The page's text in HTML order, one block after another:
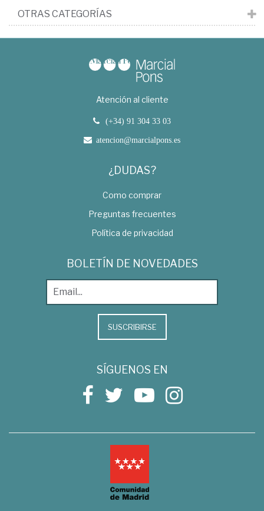
OTRAS CATEGORÍAS
Atención al cliente
(+34) 91 304 33 03
atencion@marcialpons.es
¿DUDAS?
Como comprar
Preguntas frecuentes
Política de privacidad
BOLETÍN DE NOVEDADES
SUSCRIBIRSE
SÍGUENOS EN